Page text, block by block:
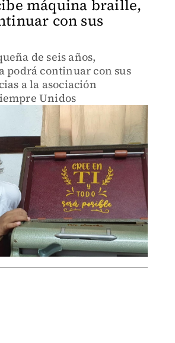
máquina braille,
con sus
de seis años,
a la asociación
Unidos